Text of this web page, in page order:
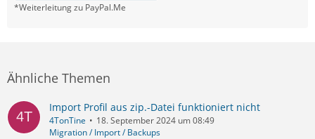
*Weiterleitung zu PayPal.Me
Ähnliche Themen
Import Profil aus zip.-Datei funktioniert nicht
4TonTine
18. September 2024 um 08:49
Migration / Import / Backups